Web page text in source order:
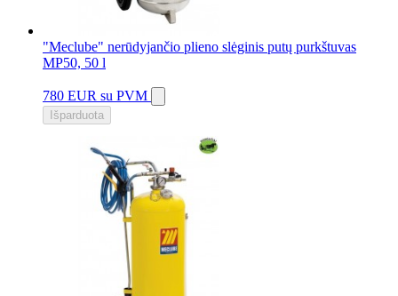
"Meclube" nerūdyjančio plieno slėginis putų purkštuvas
MP50, 50 l
780 EUR su PVM
Išparduota